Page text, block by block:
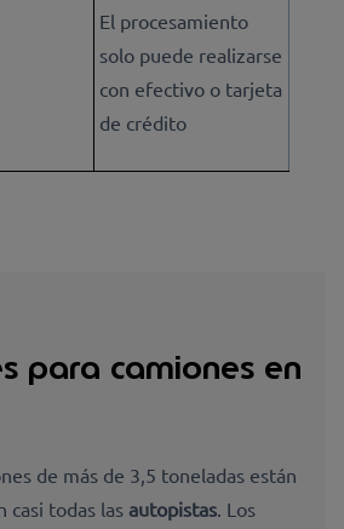
El procesamiento
solo puede realizarse
con efectivo o tarjeta
de crédito
para camiones en
de más de 3,5 toneladas están
casi todas las autopistas. Los